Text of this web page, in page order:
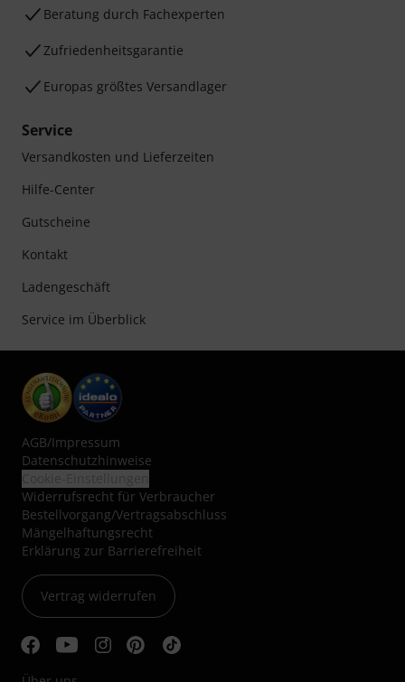
Beratung durch Fachexperten
Zufriedenheitsgarantie
Europas größtes Versandlager
Service
Versandkosten und Lieferzeiten
Hilfe-Center
Gutscheine
Kontakt
Ladengeschäft
Service im Überblick
AGB/Impressum
Datenschutzhinweise
Widerrufsrecht für Verbraucher
Bestellvorgang/Vertragsabschluss
Mängelhaftungsrecht
Erklärung zur Barrierefreiheit
Vertrag widerrufen